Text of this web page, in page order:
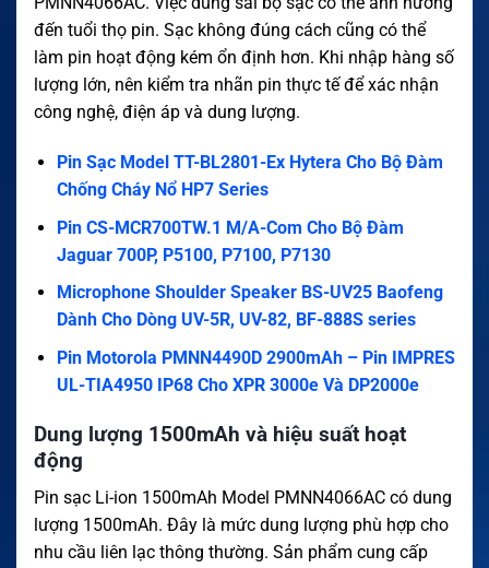
đến tuổi thọ pin. Sạc không đúng cách cũng có thể
làm pin hoạt động kém ổn định hơn. Khi nhập hàng số
lượng lớn, nên kiểm tra nhãn pin thực tế để xác nhận
công nghệ, điện áp và dung lượng.
Pin Sạc Model TT-BL2801-Ex Hytera Cho Bộ Đàm
Chống Cháy Nổ HP7 Series
Pin CS-MCR700TW.1 M/A-Com Cho Bộ Đàm
Jaguar 700P, P5100, P7100, P7130
Microphone Shoulder Speaker BS-UV25 Baofeng
Dành Cho Dòng UV-5R, UV-82, BF-888S series
Pin Motorola PMNN4490D 2900mAh – Pin IMPRES
UL-TIA4950 IP68 Cho XPR 3000e Và DP2000e
Dung lượng 1500mAh và hiệu suất hoạt
động
Pin sạc Li-ion 1500mAh Model PMNN4066AC có dung
lượng 1500mAh. Đây là mức dung lượng phù hợp cho
nhu cầu liên lạc thông thường. Sản phẩm cung cấp